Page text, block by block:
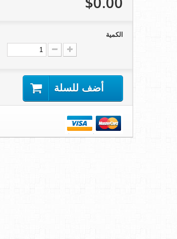
الكمية
أضف للسلة